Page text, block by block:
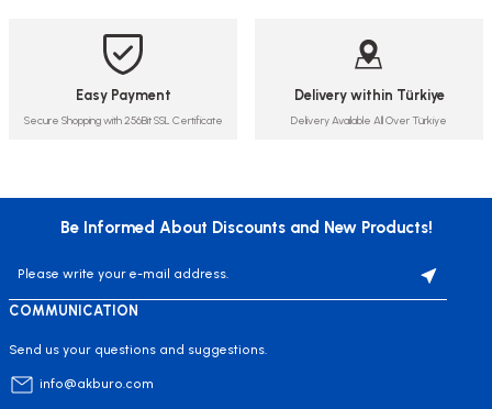
Easy Payment
Secure Shopping with 256Bit SSL Certificate
Delivery within Türkiye
Delivery Available All Over Türkiye
Be Informed About Discounts and New Products!
COMMUNICATION
Send us your questions and suggestions.
info@akburo.com